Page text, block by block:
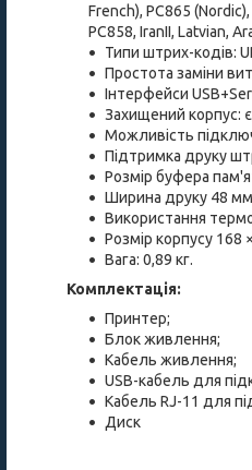
French), PC865
PC858, IranII, Latvian,
Типи штрих-кодів:
Простота заміни
Інтерфейси
Захищений корпус:
Можливість
Підтримка друку
Розмір буфера
Ширина друку 48
Використання
Розмір корпусу
Вага: 0,89 кг.
Комплектація:
Принтер;
Блок живлення;
Кабель живлення;
USB-кабель для
Кабель RJ-11 для
Диск